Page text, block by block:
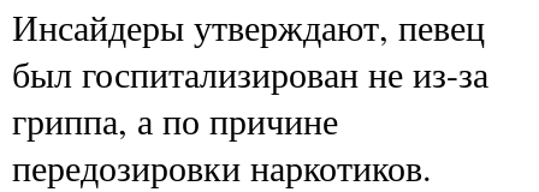
Инсайдеры утверждают, певец
был госпитализирован не из-за
гриппа, а по причине
передозировки наркотиков.